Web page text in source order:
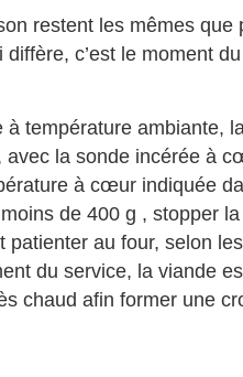
restent les mêmes que
c’est le moment
à température ambiante,
la sonde incérée à
à cœur indiquée
de 400 g , stopper
patienter au four, selon
du service, la viande
chaud afin former une